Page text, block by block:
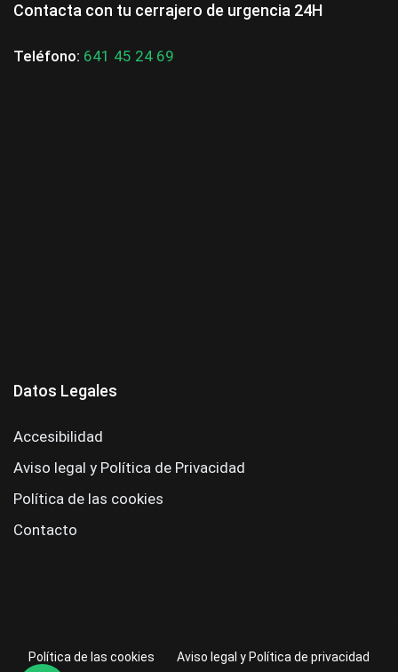
Contacta con tu cerrajero de urgencia 24H
Teléfono: 641 45 24 69
Datos Legales
Accesibilidad
Aviso legal y Política de Privacidad
Política de las cookies
Contacto
Política de las cookies Aviso legal y Política de privacidad